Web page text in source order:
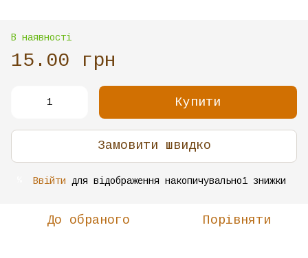
В наявності
15.00 грн
Купити
Замовити швидко
Ввійти для відображення накопичувальної знижки
До обраного Порівняти